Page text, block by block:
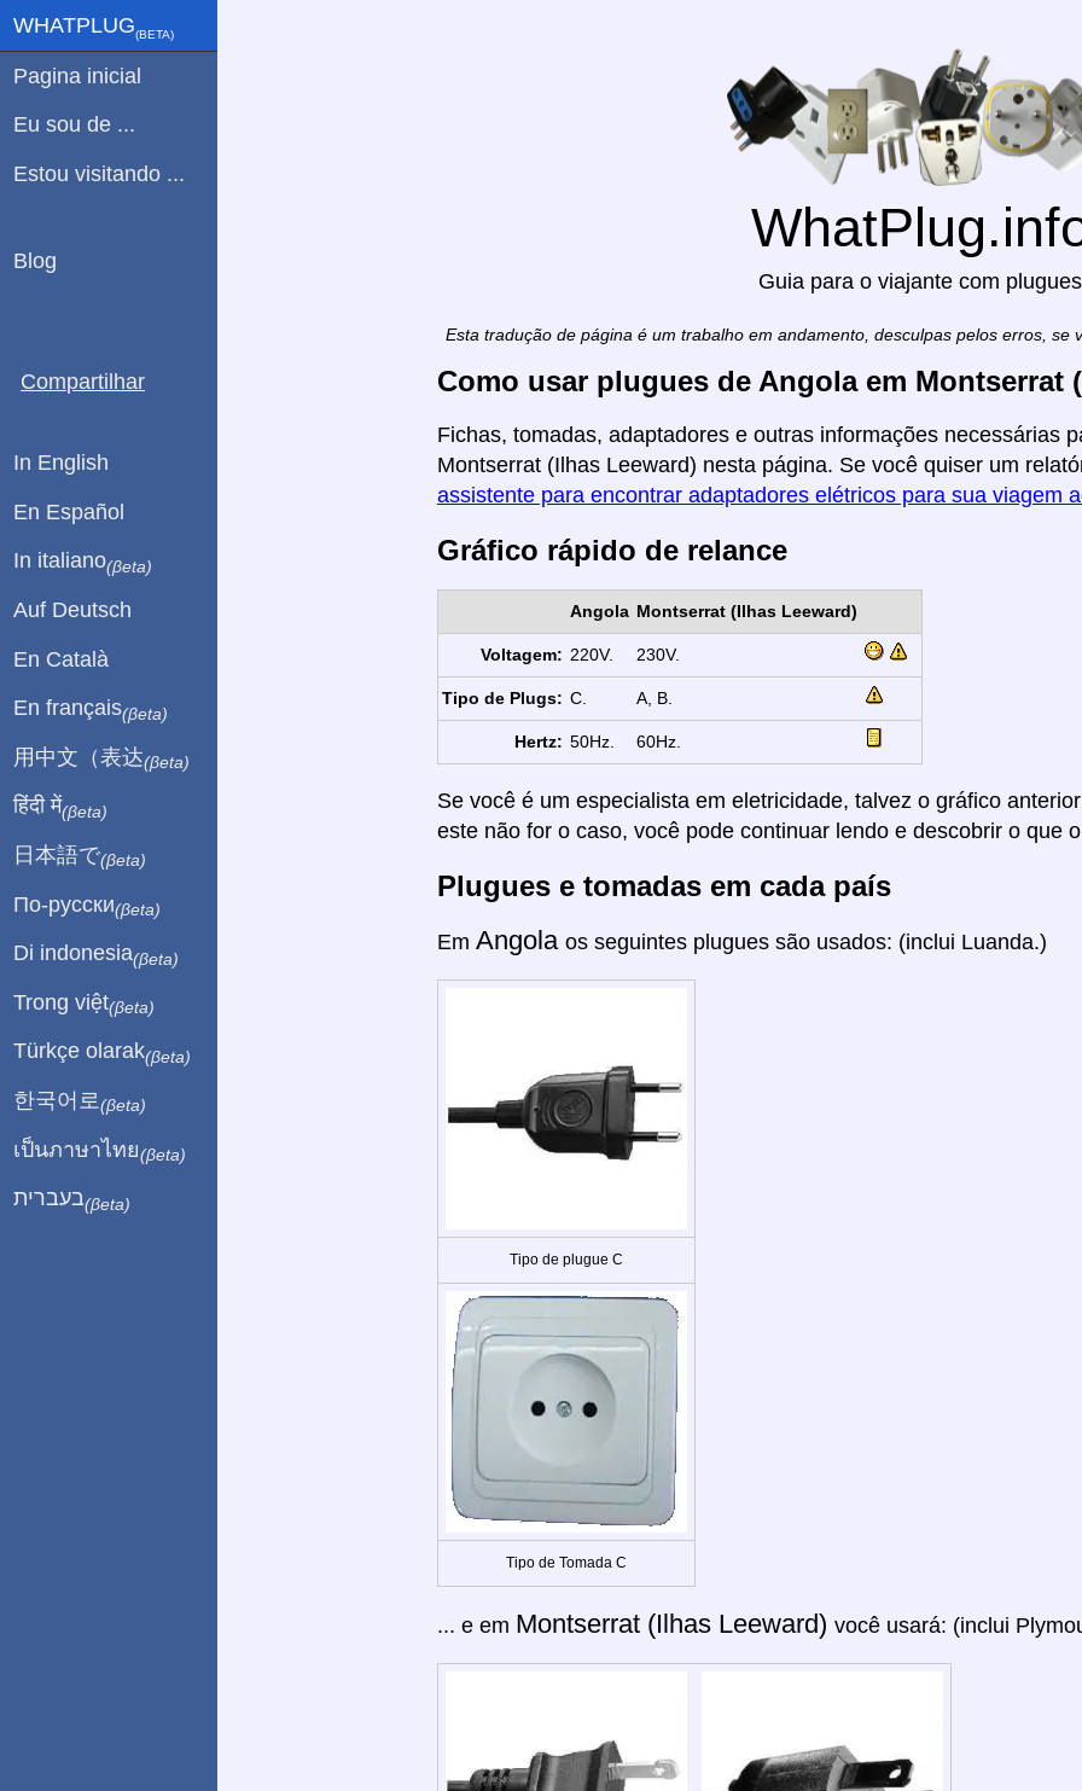
Guia para o viajante com plugues
Esta tradução de página é um trabalho em andamento, desculpas pelos erros, se
Como usar plugues de Angola em Montserrat
Fichas, tomadas, adaptadores e outras informações necessárias
Montserrat (Ilhas Leeward) nesta página. Se você quiser um
assistente para encontrar adaptadores elétricos para sua viagem
Gráfico rápido de relance
Angola Montserrat (Ilhas Leeward)
Voltagem: 220V. 230V.
Tipo de Plugs: C. A, B.
Hertz: 50Hz. 60Hz.
Se você é um especialista em eletricidade, talvez o gráfico
este não for o caso, você pode continuar lendo e descobrir o que
Plugues e tomadas em cada país
Em Angola os seguintes plugues são usados: (inclui Luanda.)
Tipo de plugue C
Tipo de Tomada C
... e em Montserrat (Ilhas Leeward) você usará: (inclui
WHATPLUG(ΒETA)
Pagina inicial
Eu sou de ...
Estou visitando ...
Blog
Compartilhar
In English
En Español
In italiano(βeta)
Auf Deutsch
En Català
En français(βeta)
用中文（表达(βeta)
हिंदी में(βeta)
日本語で(βeta)
По-русски(βeta)
Di indonesia(βeta)
Trong việt(βeta)
Türkçe olarak(βeta)
한국어로 (βeta)
เป็นภาษาไทย(βeta)
בעברית(βeta)